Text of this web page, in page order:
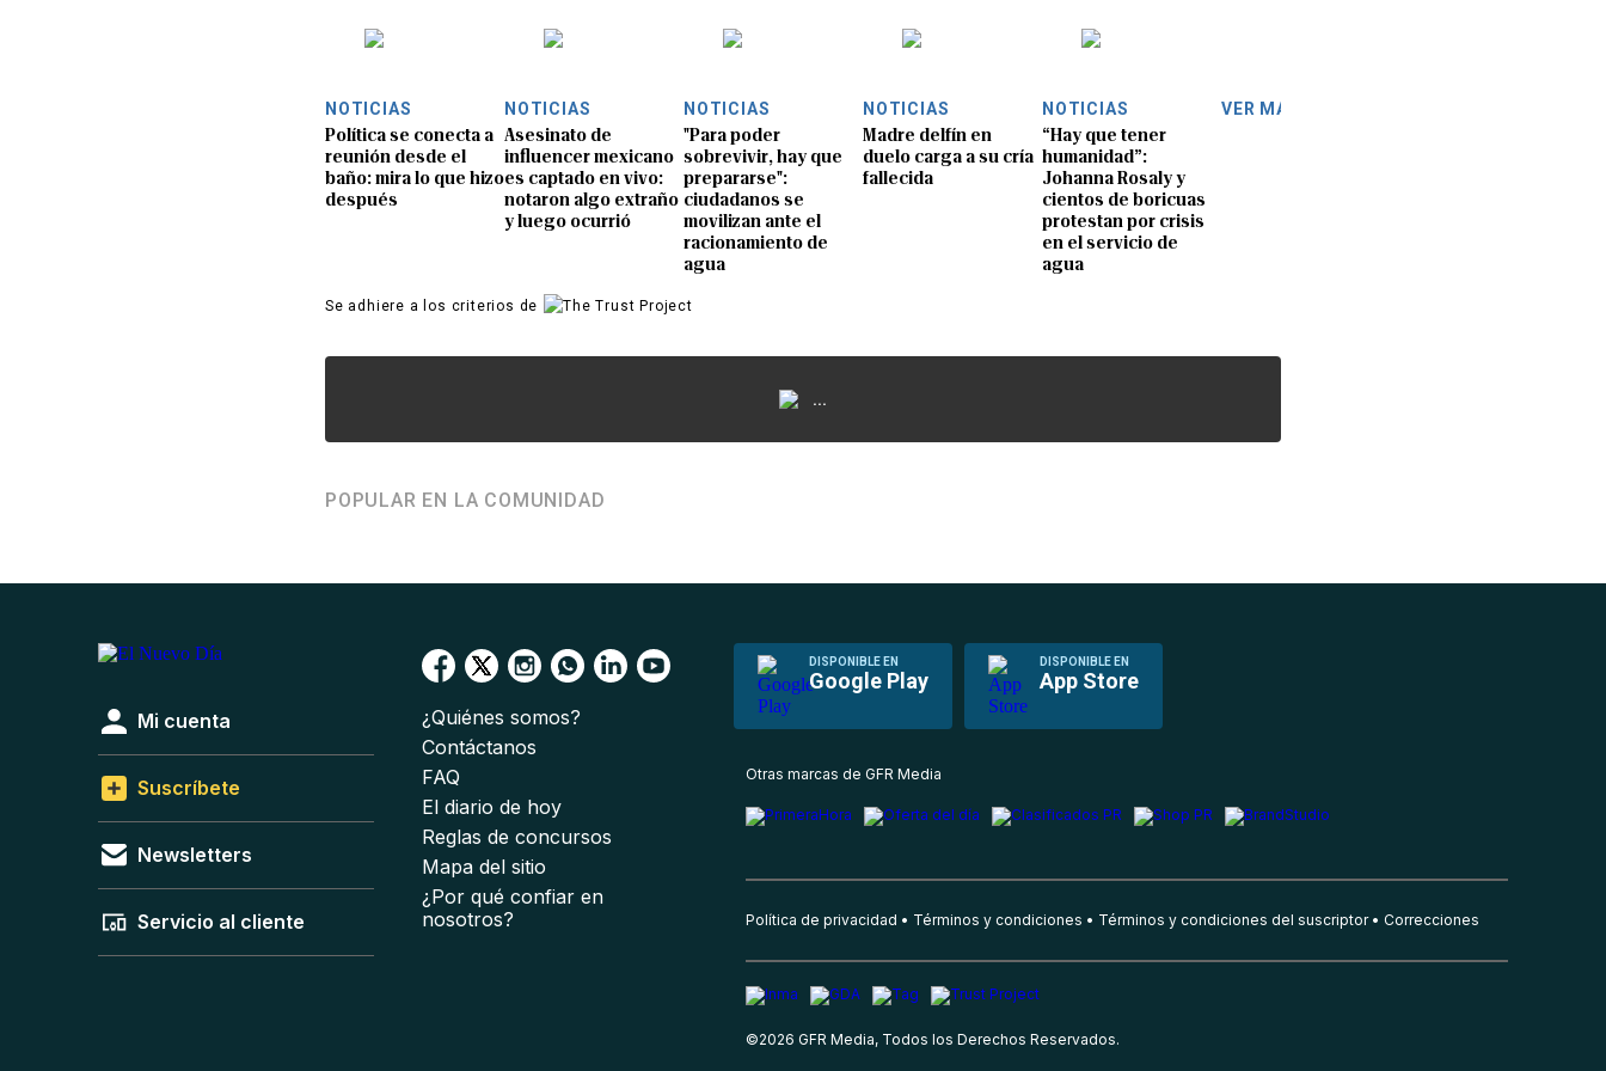
NOTICIAS
Política se conecta a
reunión desde el
baño: mira lo que hizo
después
NOTICIAS
Asesinato de
influencer mexicano
es captado en vivo:
notaron algo extraño
y luego ocurrió
NOTICIAS
"Para poder
sobrevivir, hay que
prepararse":
ciudadanos se
movilizan ante el
racionamiento de
agua
NOTICIAS
Madre delfín en
duelo carga a su cría
fallecida
NOTICIAS
“Hay que tener
humanidad”:
Johanna Rosaly y
cientos de boricuas
protestan por crisis
en el servicio de
agua
VER MÁS
Se adhiere a los criterios de
...
POPULAR EN LA COMUNIDAD
DISPONIBLE EN
Google Play
DISPONIBLE EN
App Store
Mi cuenta
Suscríbete
Newsletters
Servicio al cliente
¿Quiénes somos?
Contáctanos
FAQ
El diario de hoy
Reglas de concursos
Mapa del sitio
¿Por qué confiar en
nosotros?
Otras marcas de GFR Media
Política de privacidad Términos y condiciones Términos y condiciones del suscriptor Correcciones
©2026 GFR Media, Todos los Derechos Reservados.